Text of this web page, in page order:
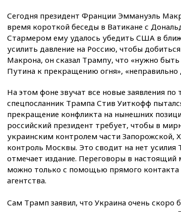
Сегодня президент Франции Эммануэль
время короткой беседы в Ватикане с
Стармером ему удалось убедить США в
усилить давление на Россию, чтобы
Макрона, он сказал Трампу, что «нужно
Путина к прекращению огня», «неправильно
На этом фоне звучат все новые заявления
спецпосланник Трампа Стив Уиткофф
прекращение конфликта на нынешних
российский президент требует, чтобы в
украинским контролем части Запорожской,
контроль Москвы. Это сводит на нет
отмечает издание. Переговоры в
можно только с помощью прямого контакта
агентства.
Сам Трамп заявил, что Украина очень скоро